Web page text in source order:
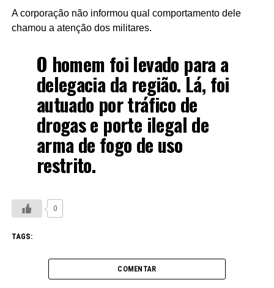
A corporação não informou qual comportamento dele
chamou a atenção dos militares.
O homem foi levado para a
delegacia da região. Lá, foi
autuado por tráfico de
drogas e porte ilegal de
arma de fogo de uso
restrito.
0
TAGS:
COMENTAR